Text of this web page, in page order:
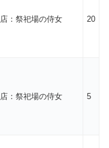
店：祭祀場の侍女 20
店：祭祀場の侍女 5